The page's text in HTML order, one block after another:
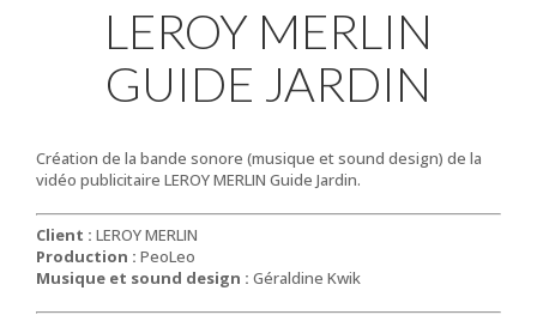
LEROY MERLIN
GUIDE JARDIN
Création de la bande sonore (musique et sound design) de la
vidéo publicitaire LEROY MERLIN Guide Jardin.
Client :LEROY MERLIN
Production : PeoLeo
Musique et sound design : Géraldine Kwik